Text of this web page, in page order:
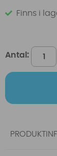
Finns i
Antal: